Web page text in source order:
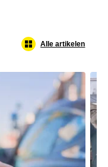
Alle artikelen